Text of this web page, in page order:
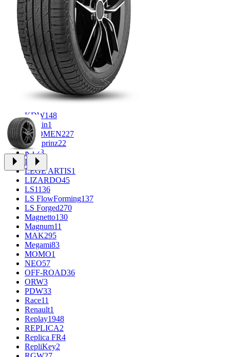
CROSS_STREET30
Eurodisk 1
FF33
FR REPLICA2
GR34
Grizzly3
iFree1014
iFree Original53
Ikon1
INFORGED1
K&K1
KDW148
Keskin1
KHOMEN227
Kronprinz22
KT23
LE
13
LEGE ARTIS1
LIZARDO45
LS1136
LS FlowForming137
LS Forged270
Magnetto130
Magnum11
MAK295
Megami83
MOMO1
NEO57
OFF-ROAD36
ORW3
PDW33
Race11
Renault1
Replay1948
REPLICA2
Replica FR4
RepliKey2